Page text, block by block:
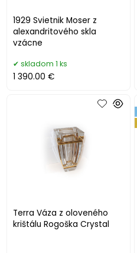
1929 Svietnik Moser z
alexandritového skla
vzácne
skladom 1 ks
1 390.00 €
Terra Váza z oloveného
krištálu Rogoška Crystal